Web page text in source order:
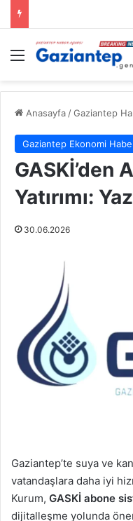
Menü
Anasayfa /Gaziantep
Gaziantep Ekonomi
GASKİ’den
Yatırımı:
30.06.2026
Gaziantep’te suya ve
vatandaşlara daha iyi
Kurum, GASKİ abone
dijitalleşme yolunda